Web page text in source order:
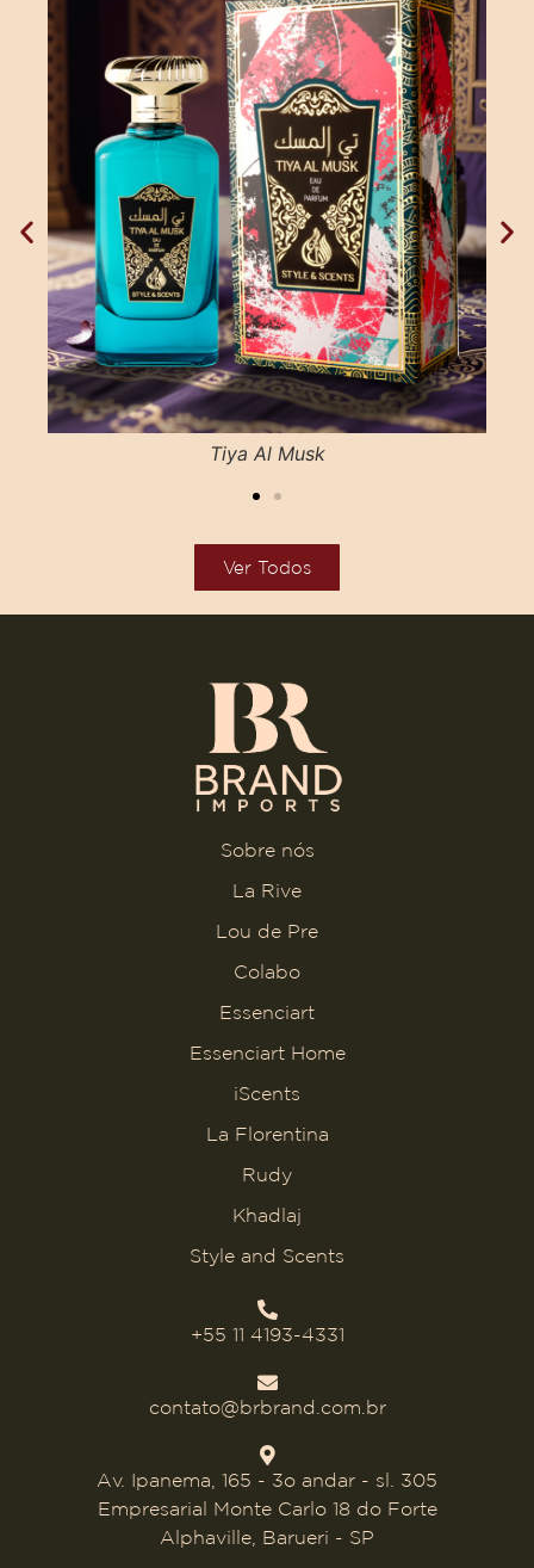
Tiya Al Musk
Ver Todos
Sobre nós
La Rive
Lou de Pre
Colabo
Essenciart
Essenciart Home
iScents
La Florentina
Rudy
Khadlaj
Style and Scents
+55 11 4193-4331
contato@brbrand.com.br
Av. Ipanema, 165 - 3o andar - sl. 305
Empresarial Monte Carlo 18 do Forte
Alphaville, Barueri - SP